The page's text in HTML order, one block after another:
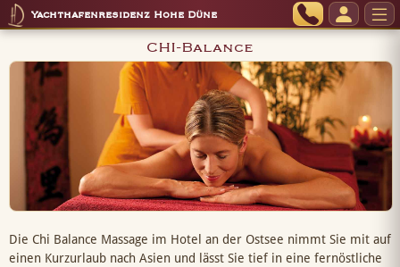
Yachthafenresidenz Hohe Düne
CHI-Balance
Die Chi Balance Massage im Hotel an der Ostsee nimmt Sie mit auf
einen Kurzurlaub nach Asien und lässt Sie tief in eine fernöstliche